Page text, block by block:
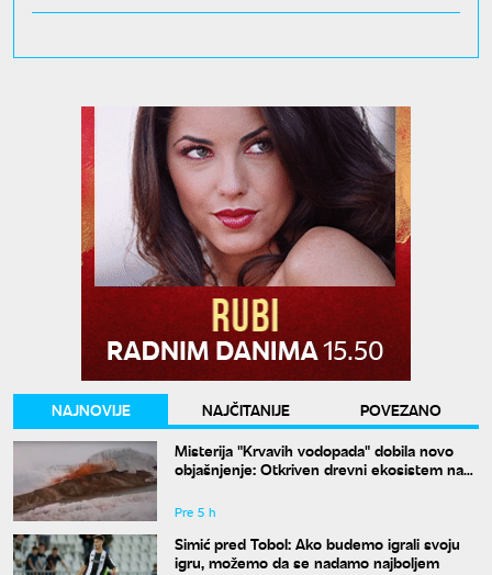
NAJNOVIJE NAJČITANIJE
POVEZANO
Misterija "Krvavih vodopada" dobila novo
objašnjenje: Otkriven drevni ekosistem na
Pre 5 h
Simić pred Tobol: Ako budemo igrali svoju
igru, možemo da se nadamo najboljem